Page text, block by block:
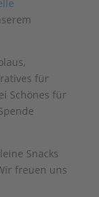
für
Schönes für
Snacks
freuen uns